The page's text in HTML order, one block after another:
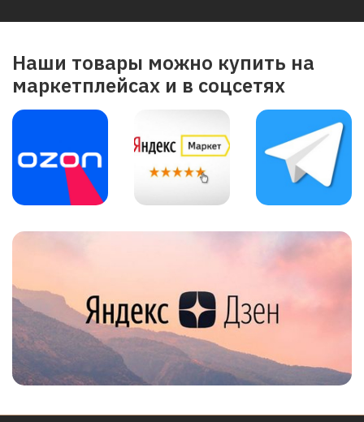
Наши товары можно купить на
маркетплейсах и в соцсетях